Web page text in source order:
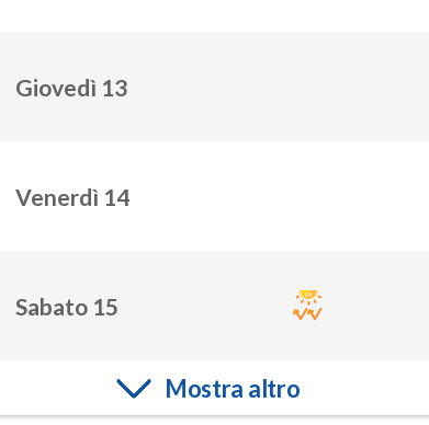
Giovedì 13
Venerdì 14
Sabato 15
Mostra altro